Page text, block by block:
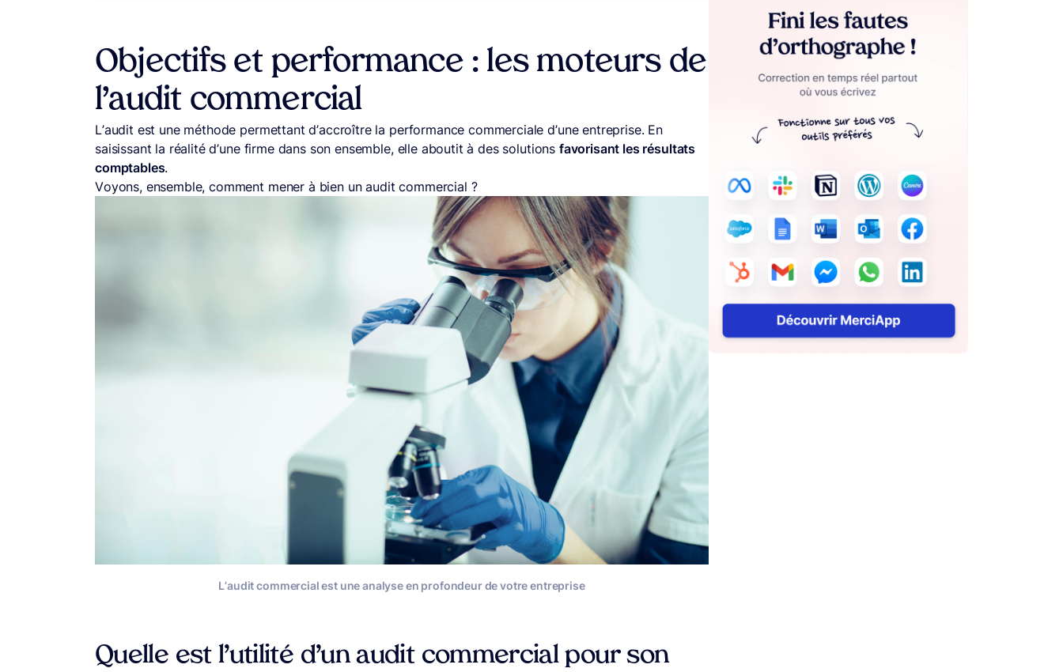
Objectifs et performance : les moteurs de
l’audit commercial
L’audit est une méthode permettant d’accroître la performance commerciale d’une entreprise. En
saisissant la réalité d’une firme dans son ensemble, elle aboutit à des solutions favorisant les résultats
comptables.
Voyons, ensemble, comment mener à bien un audit commercial ?
L’audit commercial est une analyse en profondeur de votre entreprise
Quelle est l’utilité d’un audit commercial pour son